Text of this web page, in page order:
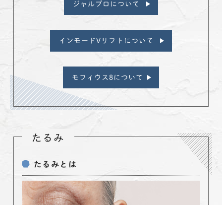
ジャルプロについて
インモードVリフトについて
モフィウス8について
たるみ
たるみとは